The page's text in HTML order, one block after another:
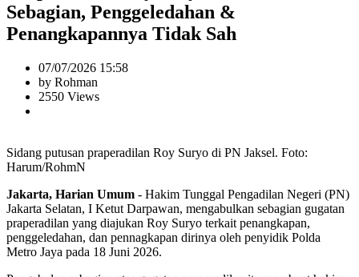
Sebagian, Penggeledahan &
Penangkapannya Tidak Sah
07/07/2026 15:58
by Rohman
2550 Views
Sidang putusan praperadilan Roy Suryo di PN Jaksel. Foto:
Harum/RohmN
Jakarta, Harian Umum - Hakim Tunggal Pengadilan Negeri (PN)
Jakarta Selatan, I Ketut Darpawan, mengabulkan sebagian gugatan
praperadilan yang diajukan Roy Suryo terkait penangkapan,
penggeledahan, dan pennagkapan dirinya oleh penyidik Polda
Metro Jaya pada 18 Juni 2026.